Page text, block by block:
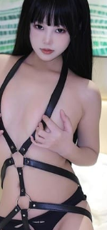
不是整过？她的圣旦
–高跟[99P1V-271MB]
–红色渔网袜
月T3订阅《工作时间》
耶夫 [24P-210MB]